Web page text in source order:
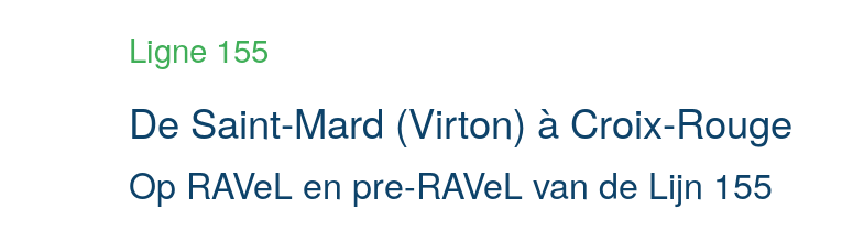
Ligne 155
De Saint-Mard (Virton) à Croix-Rouge
Op RAVeL en pre-RAVeL van de Lijn 155